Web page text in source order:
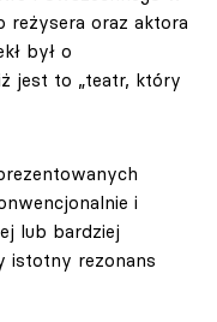
reżysera oraz aktora
był o
jest to „teatr, który
i
lub bardziej
istotny rezonans